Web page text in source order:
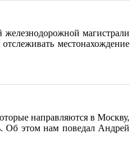
магистрали
местонахождение
направляются в Москву,
Об этом нам поведал Андрей